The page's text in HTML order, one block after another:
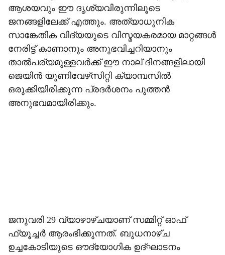
ആശയവും ഈ ദൃശ്യവിരുന്നിലൂടെ
ജനങ്ങളിലേക്ക് എത്തും. അത്യാധുനിക
സാങ്കേതിക വിദ്യയുടെ വിസ്മയകരമായ മാറ്റങ്ങള്‍
നേരിട്ട് കാണാനും അനുഭവിച്ചറിയാനും
താല്‍പര്യമുള്ളവര്‍ക്ക് ഈ നാല് ദിനങ്ങളിലായി
ജെയിന്‍ യൂണിവേഴ്‌സിറ്റി ക്യാമ്പസില്‍
ഒരുക്കിയിരിക്കുന്ന പ്രദര്‍ശനം പുത്തന്‍
അനുഭവമായിരിക്കും.
ജനുവരി 29 വ്യാഴാഴ്ചയാണ് സമ്മിറ്റ് ഓഫ്
ഫ്യൂച്ചര്‍ ആരംഭിക്കുന്നത്. ബുധനാഴ്ച
ഉച്ചകോടിയുടെ ഔദ്യോഗിക ഉദ്ഘാടനം